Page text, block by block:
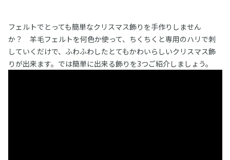
フェルトでとっても簡単なクリスマス飾りを手作りしません
か？ 羊毛フェルトを何色か使って、ちくちくと専用のハリで刺
していくだけで、ふわふわしたとてもかわいらしいクリスマス飾
りが出来ます。では簡単に出来る飾りを3つご紹介しましょう。